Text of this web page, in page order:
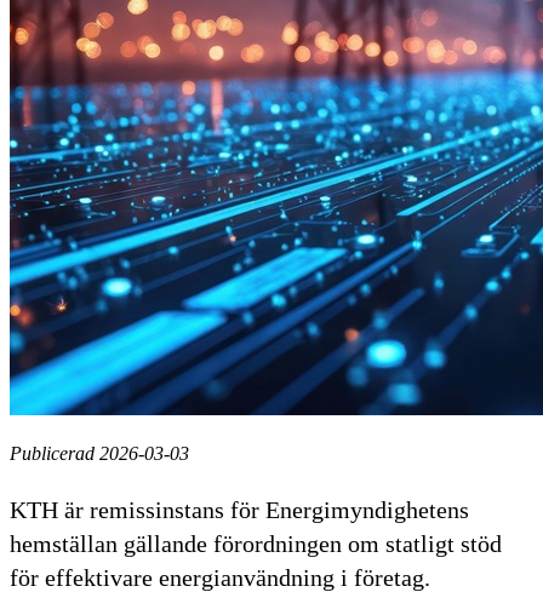
Publicerad 2026-03-03
KTH är remissinstans för Energimyndighetens
hemställan gällande förordningen om statligt stöd
för effektivare energianvändning i företag.